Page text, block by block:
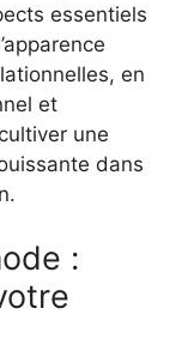
essentiels
en
et
une
dans
: